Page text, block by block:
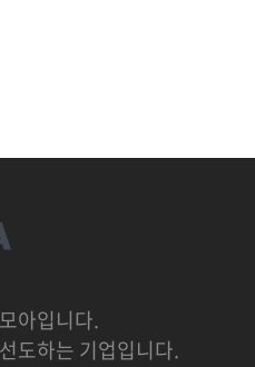
아입니다.
도하는 기업입니다.